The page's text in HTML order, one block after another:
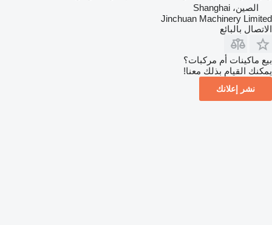
الصين، Shanghai
Jinchuan Machinery Limited
الاتصال بالبائع
بيع ماكينات أم مركبات؟
يمكنك القيام بذلك معنا!
نشر إعلانك